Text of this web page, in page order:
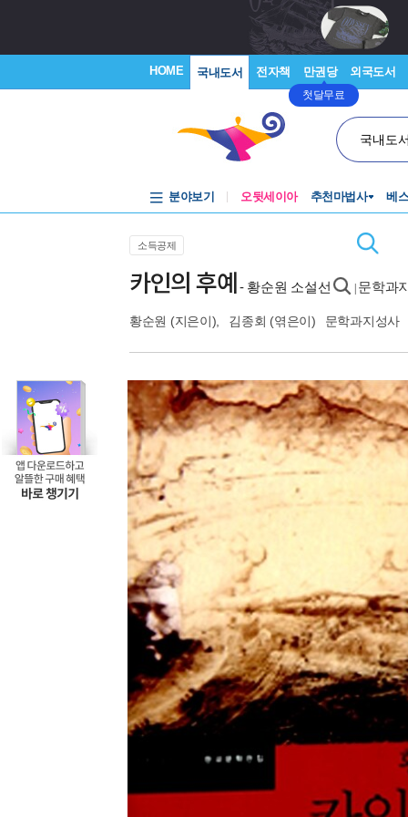
HOME 국내도서 전자책 만권당
첫달무료
외국도서
국내도
분야보기 오뒷세이아 추천마법사 베
소득공제
카인의 후예 - 황순원 소설선 문학과
황순원 (지은이), 김종회 (엮은이) 문학과지성사